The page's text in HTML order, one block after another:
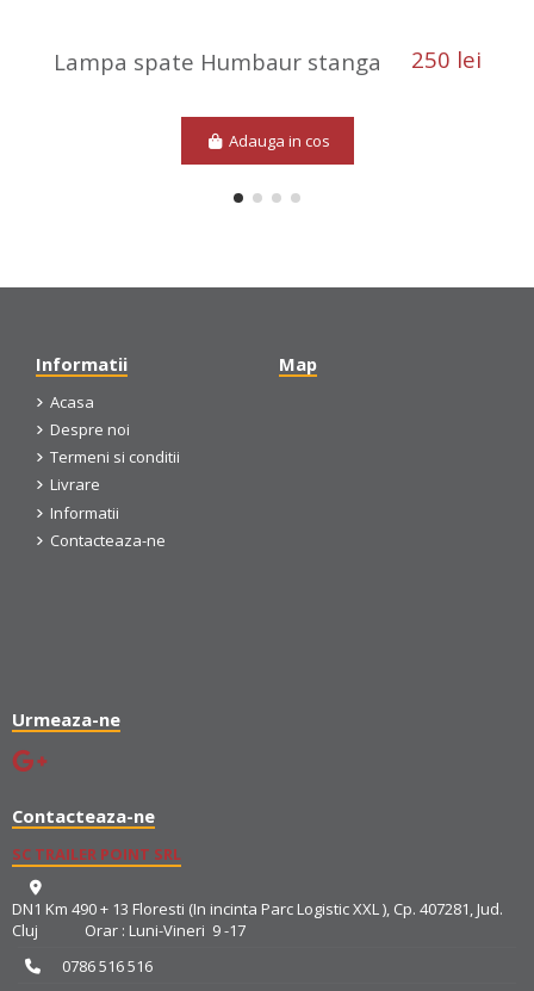
Lampa spate Humbaur stanga 250 lei
Adauga in cos
Informatii
Acasa
Despre noi
Termeni si conditii
Livrare
Informatii
Contacteaza-ne
Map
Urmeaza-ne
Contacteaza-ne
SC TRAILER POINT SRL
DN1 Km 490 + 13 Floresti (In incinta Parc Logistic XXL ), Cp. 407281, Jud.
Cluj Orar : Luni-Vineri 9 -17
0786 516 516